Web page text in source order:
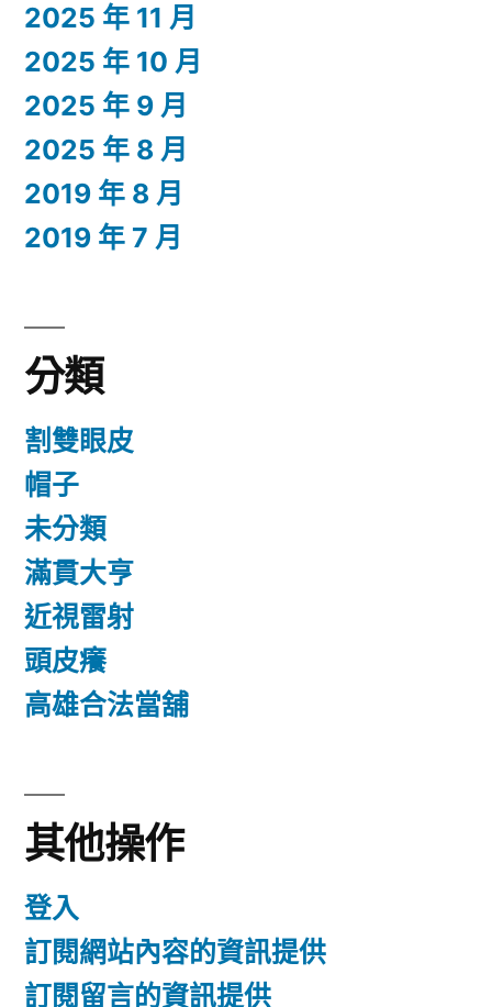
2025 年 11 月
2025 年 10 月
2025 年 9 月
2025 年 8 月
2019 年 8 月
2019 年 7 月
分類
割雙眼皮
帽子
未分類
滿貫大亨
近視雷射
頭皮癢
高雄合法當舖
其他操作
登入
訂閱網站內容的資訊提供
訂閱留言的資訊提供